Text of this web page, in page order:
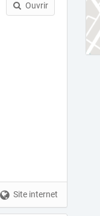
Ouvrir
Site internet